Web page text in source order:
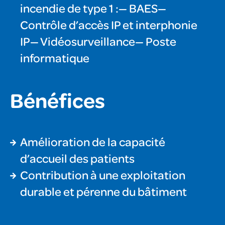
incendie de type 1 :— BAES—
Contrôle d’accès IP et interphonie
IP— Vidéosurveillance— Poste
informatique
Bénéfices
Amélioration de la capacité
d’accueil des patients
Contribution à une exploitation
durable et pérenne du bâtiment